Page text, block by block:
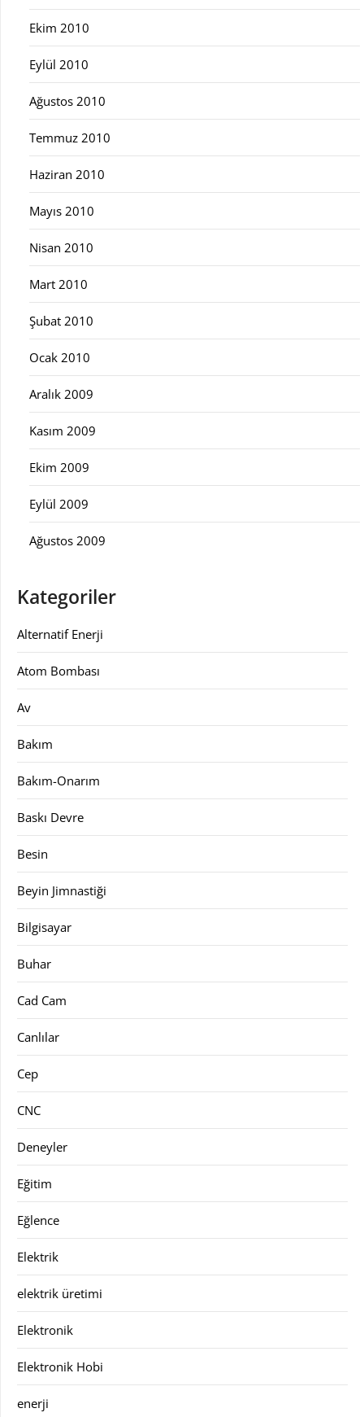
Ekim 2010
Eylül 2010
Ağustos 2010
Temmuz 2010
Haziran 2010
Mayıs 2010
Nisan 2010
Mart 2010
Şubat 2010
Ocak 2010
Aralık 2009
Kasım 2009
Ekim 2009
Eylül 2009
Ağustos 2009
Kategoriler
Alternatif Enerji
Atom Bombası
Av
Bakım
Bakım-Onarım
Baskı Devre
Besin
Beyin Jimnastiği
Bilgisayar
Buhar
Cad Cam
Canlılar
Cep
CNC
Deneyler
Eğitim
Eğlence
Elektrik
elektrik üretimi
Elektronik
Elektronik Hobi
enerji